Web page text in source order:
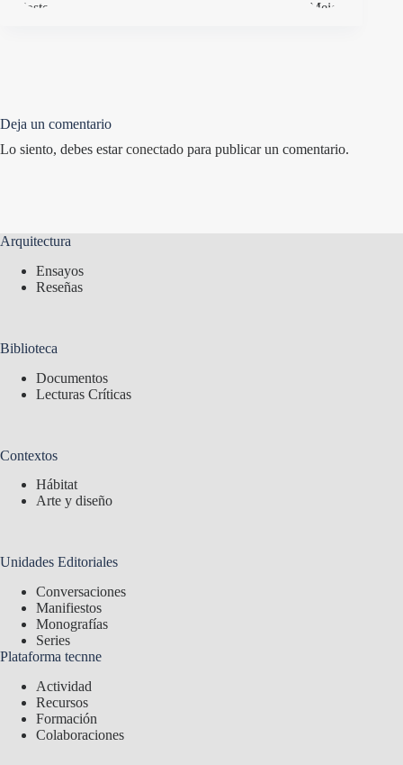
Deja un comentario
Lo siento, debes estarconectado para publicar un comentario.
Arquitectura
Ensayos
Reseñas
Biblioteca
Documentos
Lecturas Críticas
Contextos
Hábitat
Arte y diseño
Unidades Editoriales
Conversaciones
Manifiestos
Monografías
Series
Plataforma tecnne
Actividad
Recursos
Formación
Colaboraciones